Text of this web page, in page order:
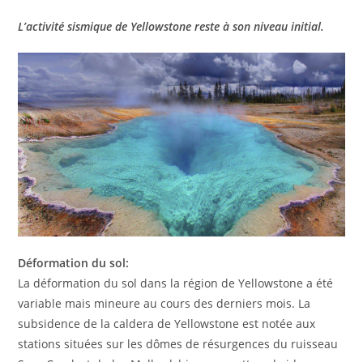
L’activité sismique de Yellowstone reste à son niveau initial.
Déformation du sol:
La déformation du sol dans la région de Yellowstone a été
variable mais mineure au cours des derniers mois. La
subsidence de la caldera de Yellowstone est notée aux
stations situées sur les dômes de résurgences du ruisseau